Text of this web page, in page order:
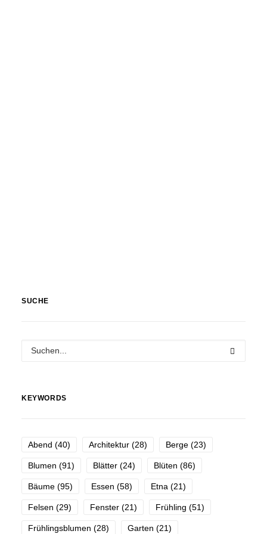
SUCHE
KEYWORDS
Abend (40) Architektur (28) Berge (23)
Blumen (91) Blätter (24) Blüten (86)
Bäume (95) Essen (58) Etna (21)
Felsen (29) Fenster (21) Frühling (51)
Frühlingsblumen (28) Garten (21)